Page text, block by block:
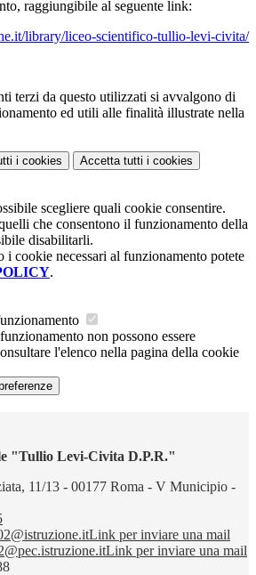
raggiungibile al seguente link:
library/liceo-scientifico-tullio-levi-civita/
terzi da questo utilizzati si avvalgono di
ed utili alle finalità illustrate nella
i cookies Accetta tutti i cookies
scegliere quali cookie consentire.
che consentono il funzionamento della
disabilitarli.
i cookie necessari al funzionamento potete
.
non possono essere
l'elenco nella pagina della cookie
"Tullio Levi-Civita D.P.R."
11/13 - 00177 Roma - V Municipio -
Link per inviare una mail
Link per inviare una mail